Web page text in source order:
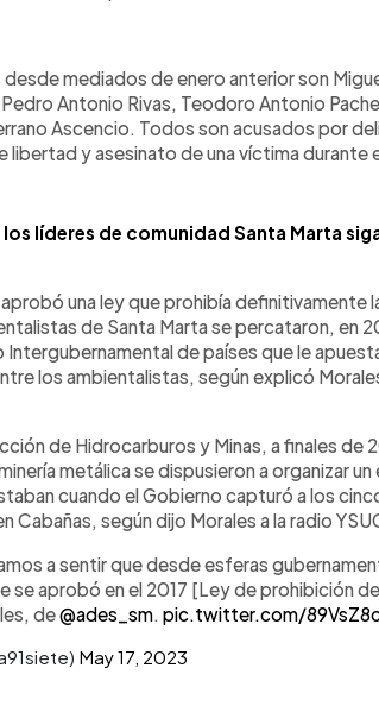
mediados de enero anterior son
Antonio Rivas, Teodoro Antonio
Ascencio. Todos son acusados por
libertad y asesinato de una víctima durante
líderes de comunidad Santa Marta
una ley que prohibía definitivamente
de Santa Marta se percataron, en
Intergubernamental de países que le
los ambientalistas, según explicó
de Hidrocarburos y Minas, a finales de
metálica se dispusieron a organizar un
cuando el Gobierno capturó a los
Cabañas, según dijo Morales a la radio
a sentir que desde esferas
se aprobó en el 2017 [Ley de prohibición
de@ades_sm pic.twitter.com/
May 17, 2023